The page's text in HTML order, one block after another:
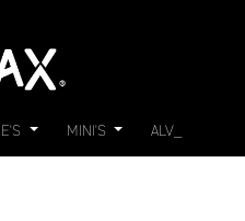
MINI'S ALV_